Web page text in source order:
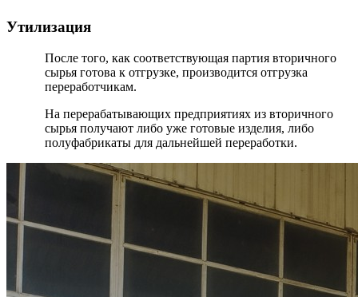
Утилизация
После того, как соответствующая партия вторичного
сырья готова к отгрузке, производится отгрузка
переработчикам.
На перерабатывающих предприятиях из вторичного
сырья получают либо уже готовые изделия, либо
полуфабрикаты для дальнейшей переработки.